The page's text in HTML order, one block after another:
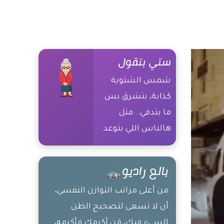
ستي بتقول
شمس الشتوية
كذابة، بتشرق بس
ما بتدفي.. مثل
هالناس اللي بتوعد
وما بتوفي
بالع راديو
من أعلى مراتب التوازن النفسي،
أن لا تسعى لتصحيح الظن